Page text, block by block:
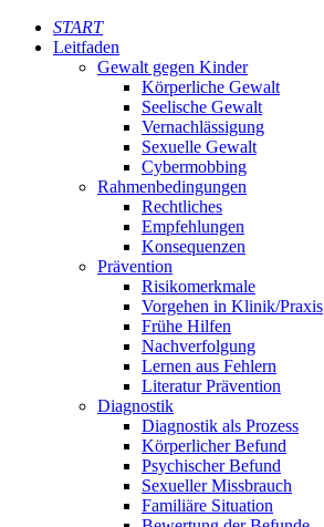
START
Leitfaden
Gewalt gegen Kinder
Körperliche Gewalt
Seelische Gewalt
Vernachlässigung
Sexuelle Gewalt
Cybermobbing
Rahmenbedingungen
Rechtliches
Empfehlungen
Konsequenzen
Prävention
Risikomerkmale
Vorgehen in Klinik/Praxis
Frühe Hilfen
Nachverfolgung
Lernen aus Fehlern
Literatur Prävention
Diagnostik
Diagnostik als Prozess
Körperlicher Befund
Psychischer Befund
Sexueller Missbrauch
Familiäre Situation